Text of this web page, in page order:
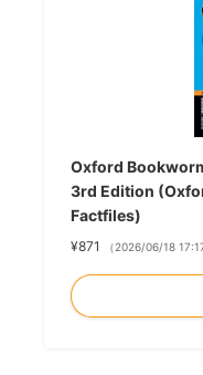
Oxford
3rd Edition
Factfiles)
¥871 （2026/06/18